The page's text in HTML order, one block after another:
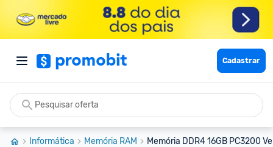
Cadastrar
Informática Memória RAM Memória DDR4 16GB PC3200